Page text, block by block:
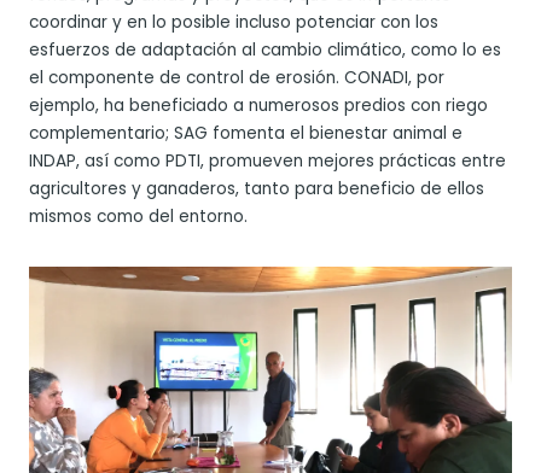
coordinar y en lo posible incluso potenciar con los
esfuerzos de adaptación al cambio climático, como lo es
el componente de control de erosión. CONADI, por
ejemplo, ha beneficiado a numerosos predios con riego
complementario; SAG fomenta el bienestar animal e
INDAP, así como PDTI, promueven mejores prácticas entre
agricultores y ganaderos, tanto para beneficio de ellos
mismos como del entorno.